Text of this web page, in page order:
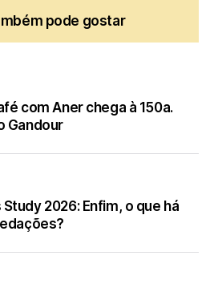
pode gostar
com Aner chega à 150a.
Gandour
2026: Enfim, o que há